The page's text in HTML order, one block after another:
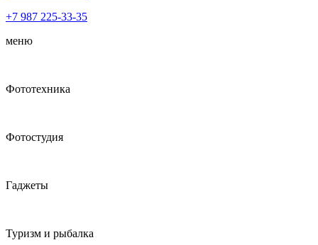
+7 987 225-33-35
меню
Фототехника
Фотостудия
Гаджеты
Туризм и рыбалка